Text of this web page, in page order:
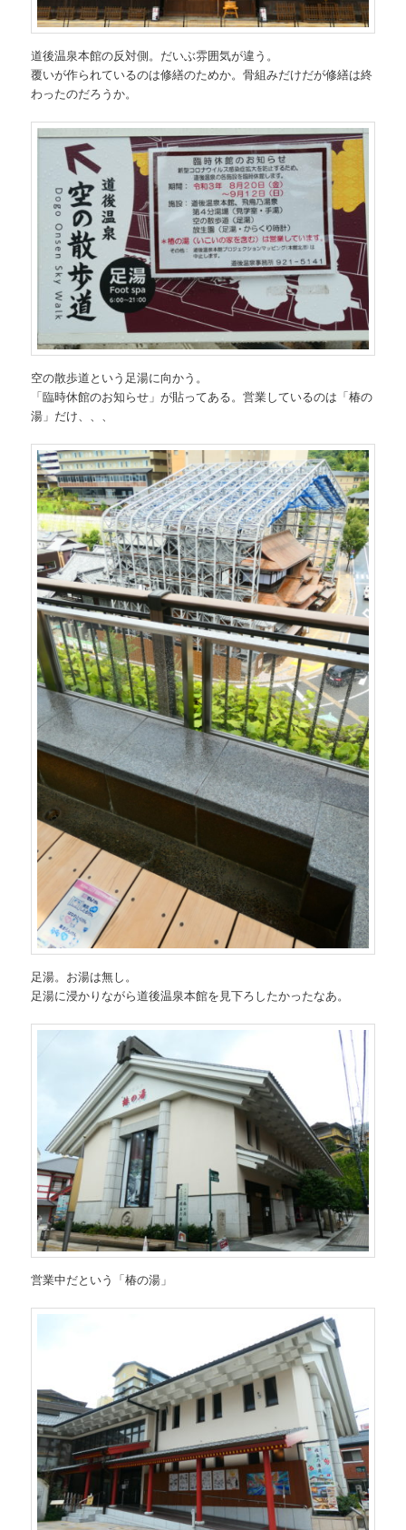
道後温泉本館の反対側。だいぶ雰囲気が違う。
覆いが作られているのは修繕のためか。骨組みだけだが修繕は終
わったのだろうか。
空の散歩道という足湯に向かう。
「臨時休館のお知らせ」が貼ってある。営業しているのは「椿の
湯」だけ、、、
足湯。お湯は無し。
足湯に浸かりながら道後温泉本館を見下ろしたかったなあ。
営業中だという「椿の湯」